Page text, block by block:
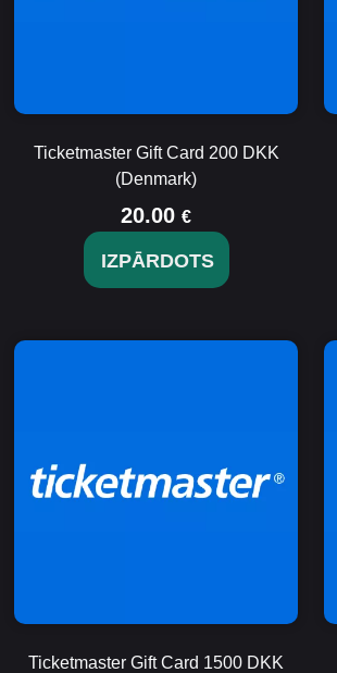
Ticketmaster Gift Card 200 DKK
(Denmark)
20.00 €
IZPĀRDOTS
Ticketmaster Gift Card 1500 DKK